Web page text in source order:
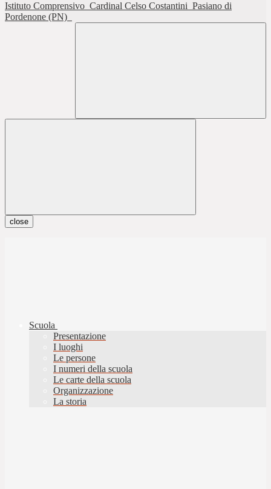
Istituto Comprensivo Cardinal Celso Costantini Pasiano di
Pordenone (PN)
close
Scuola
Presentazione
I luoghi
Le persone
I numeri della scuola
Le carte della scuola
Organizzazione
La storia